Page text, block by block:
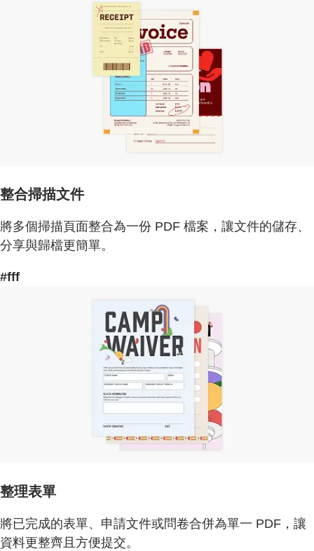
整合掃描文件
將多個掃描頁面整合為一份 PDF 檔案，讓文件的儲存、
分享與歸檔更簡單。
#fff
整理表單
將已完成的表單、申請文件或問卷合併為單一 PDF，讓
資料更整齊且方便提交。